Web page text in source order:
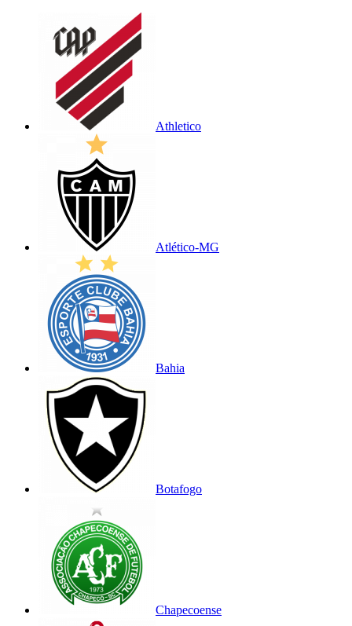
Athletico
Atlético-MG
Bahia
Botafogo
Chapecoense